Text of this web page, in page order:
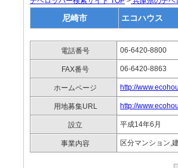
尼崎市 エコハウス
電話番号 06-6420-8800
FAX番号 06-6420-8863
ホームページ http://
用地募集URL http://
設立 平成14年6月
事業内容 区分マンション,